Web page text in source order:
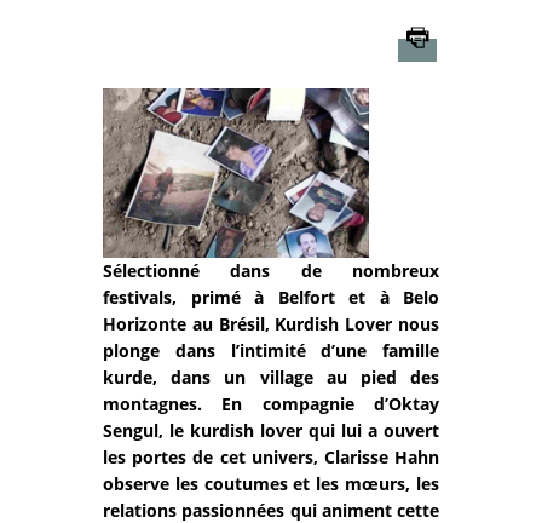
Sélectionné dans de nombreux
festivals, primé à Belfort et à Belo
Horizonte au Brésil, Kurdish Lover nous
plonge dans l’intimité d’une famille
kurde, dans un village au pied des
montagnes. En compagnie d’Oktay
Sengul, le kurdish lover qui lui a ouvert
les portes de cet univers, Clarisse Hahn
observe les coutumes et les mœurs, les
relations passionnées qui animent cette